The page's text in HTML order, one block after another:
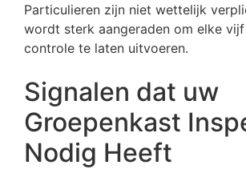
Particulieren zijn niet wettelijk
wordt sterk aangeraden om elke
controle te laten uitvoeren.
Signalen dat uw
Groepenkast
Nodig Heeft